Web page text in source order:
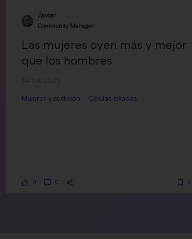
Javier
Community Manager
Las mujeres oyen más y mejor
que los hombres
Mujeres y audición Células ciliadas
0 0 0